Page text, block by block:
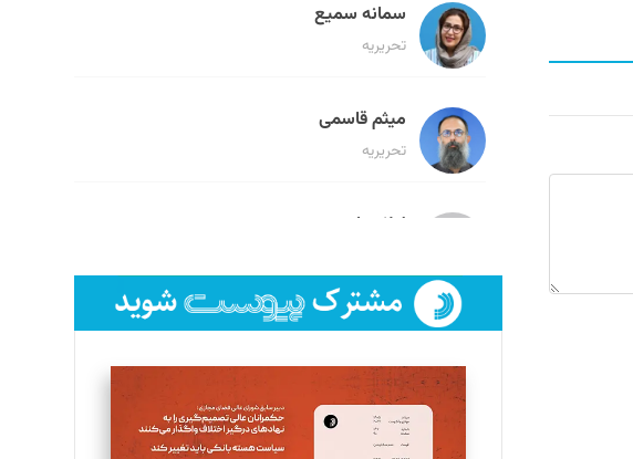
سمانه سمیع
تحریریه
میثم قاسمی
تحریریه
لیلا حنارود
فائزه فتحی رستمی
تحریریه
سروش کرمیان